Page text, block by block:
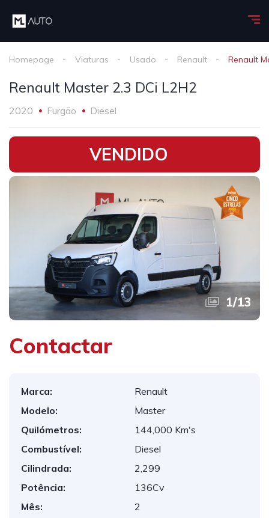
Homepage Viaturas Usado Renault Renault
Renault Master 2.3 DCi L2H2
2020 Furgão Diesel
•
VENDIDO
1/13
Contactar
Marca:
Renault
Modelo:
Master
Quilómetros:
144,000 Km's
Combustível:
Diesel
Cilindrada:
2,299
Potência:
136Cv
Mês:
2